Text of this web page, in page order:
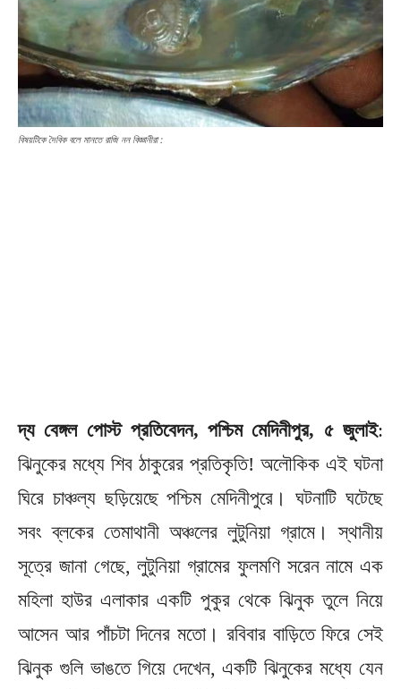
বিষয়টিকে দৈবিক বলে মানতে রাজি নন বিজ্ঞানীরা :
দ্য বেঙ্গল পোস্ট প্রতিবেদন, পশ্চিম মেদিনীপুর, ৫ জুলাই:
ঝিনুকের মধ্যে শিব ঠাকুরের প্রতিকৃতি! অলৌকিক এই ঘটনা
ঘিরে চাঞ্চল্য ছড়িয়েছে পশ্চিম মেদিনীপুরে। ঘটনাটি ঘটেছে
সবং ব্লকের তেমাথানী অঞ্চলের লুটুনিয়া গ্রামে। স্থানীয়
সূত্রে জানা গেছে, লুটুনিয়া গ্রামের ফুলমণি সরেন নামে এক
মহিলা হাউর এলাকার একটি পুকুর থেকে ঝিনুক তুলে নিয়ে
আসেন আর পাঁচটা দিনের মতো। রবিবার বাড়িতে ফিরে সেই
ঝিনুক গুলি ভাঙতে গিয়ে দেখেন, একটি ঝিনুকের মধ্যে যেন